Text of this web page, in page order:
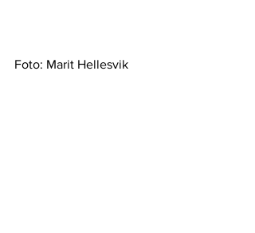
Foto: Marit Hellesvik